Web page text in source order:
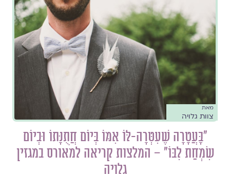
מאת
צוות גלויה
"בָּעֲטָרָה שֶׁעִטְּרָה-לּוֹ אִמּוֹ בְּיוֹם חֲתֻנָּתוֹ וּבְיוֹם
שִׂמְחַת לִבּוֹ" – המלצות קריאה למאורס במגזין
גלויה